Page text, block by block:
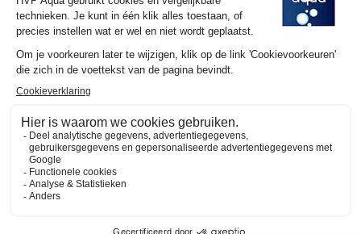
Juwel gebruikt tegenwoordig andere type armaturen.
ook in andere aquaria. Kijk hiervoor meer informatie over hoe
deze lampen gemonteerd moeten worden.
MEER INFORMATIE HVP AQUA RETROLINE
Wil je graag meer weten over de werking en de aanschaf van de